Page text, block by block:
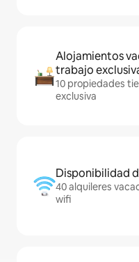
Alojamientos
trabajo
10 propiedades
exclusiva
Disponibilidad
40 alquileres
wifi